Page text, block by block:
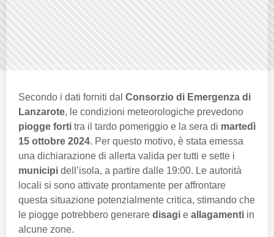
Secondo i dati forniti dal Consorzio di Emergenza di
Lanzarote, le condizioni meteorologiche prevedono
piogge forti tra il tardo pomeriggio e la sera di martedì
15 ottobre 2024. Per questo motivo, è stata emessa
una dichiarazione di allerta valida per tutti e sette i
municipi dell’isola, a partire dalle 19:00. Le autorità
locali si sono attivate prontamente per affrontare
questa situazione potenzialmente critica, stimando che
le piogge potrebbero generare disagi e allagamenti in
alcune zone.